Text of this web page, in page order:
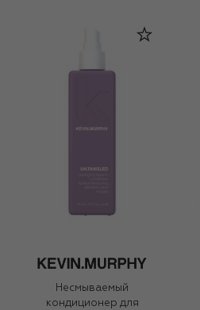
Несмываемый
кондиционер для